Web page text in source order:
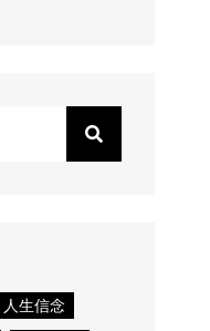
人生信念